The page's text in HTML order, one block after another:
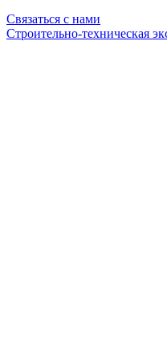
Связаться с нами
Строительно-техническая